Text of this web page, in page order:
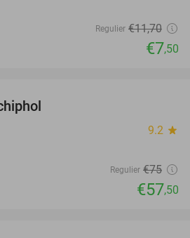
Regulier €11,70
€7,50
9.2 star
Regulier €75
€57,50